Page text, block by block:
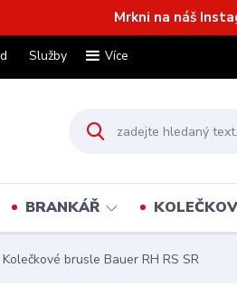
Mrkni na náš
Služby Více
BRANKÁŘ
Kolečkové brusle Bauer RH RS SR